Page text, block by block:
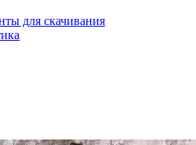
для скачивания